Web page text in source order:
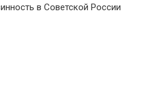
в Советской России